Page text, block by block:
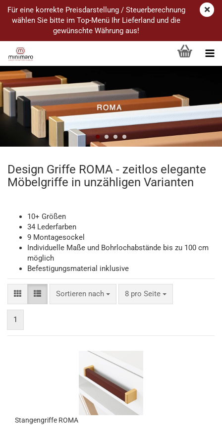
Für eine korrekte Preisdarstellung / Steuerberechnung
wählen Sie bitte im Top-Menü Ihr Lieferland und die
gewünschte Währung aus!
Design Griffe ROMA - zeitlos elegante
Möbelgriffe in unzähligen Varianten
10+ Größen
34 Lederfarben
9 Montagesockel
Individuelle Maße und Bohrlochabstände bis zu 100 cm
möglich
Befestigungsmaterial inklusive
Sortieren nach
Sortieren nach 8 pro Seite
pro Seite
1
Stangengriffe ROMA